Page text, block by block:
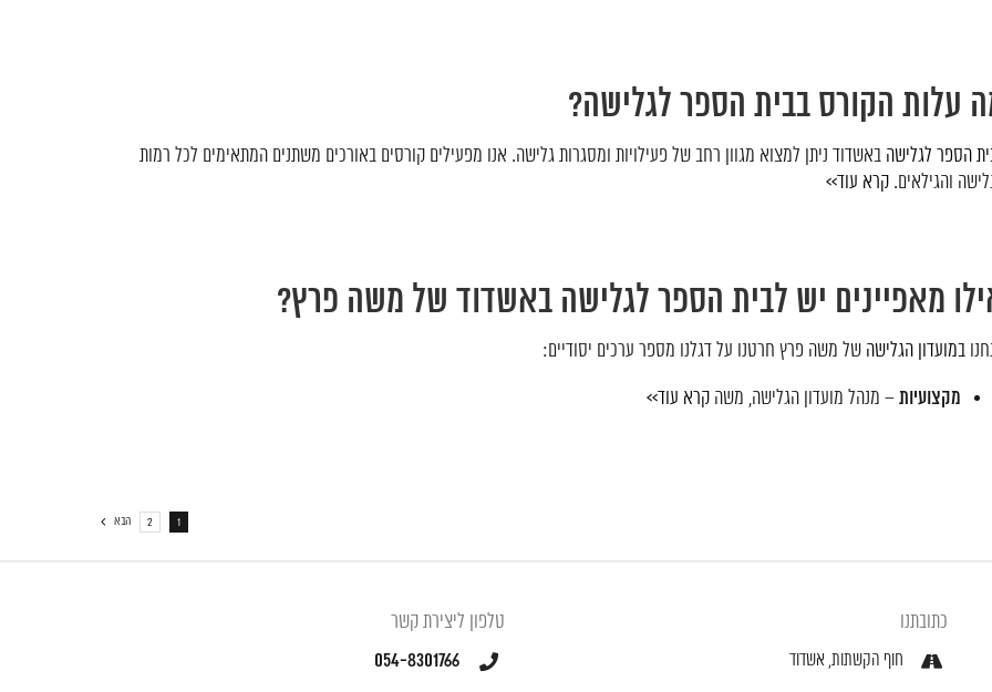
עלות הקורס בבית הספר לגלישה?
הספר לגלישה באשדוד ניתן למצוא מגוון רחב של פעילויות ומסגרות גלישה. אנו מפעילים קורסים באורכים משתנים המתאימים לכל רמות
והגילאים. קרא עוד>>
מאפיינים יש לבית הספר לגלישה באשדוד של משה פרץ?
במועדון הגלישה של משה פרץ חרטנו על דגלנו מספר ערכים יסודיים:
מקצועיות – מנהל מועדון הגלישה, משה קרא עוד>>
1
2 הבא
כתובתנו
חוף הקשתות, אשדוד
טלפון ליצירת קשר
054-8301766